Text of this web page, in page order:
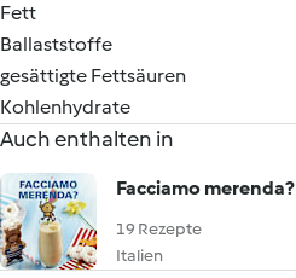
Fett
Ballaststoffe
gesättigte Fettsäuren
Kohlenhydrate
Auch enthalten in
Facciamo merenda?
19 Rezepte
Italien